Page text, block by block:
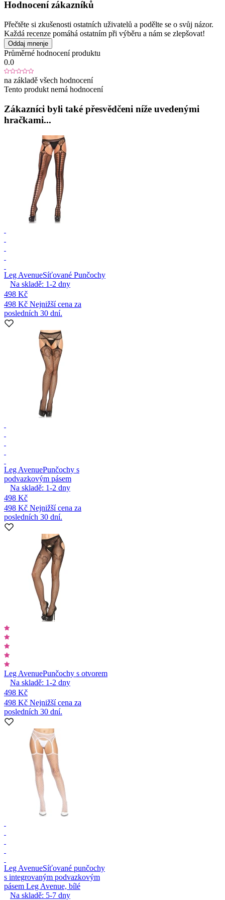
Hodnocení zákazníků
Přečtěte si zkušenosti ostatních uživatelů a podělte se o svůj názor.
Každá recenze pomáhá ostatním při výběru a nám se zlepšovat!
Oddaj mnenje
Průměrné hodnocení produktu
0.0
na základě všech hodnocení
Tento produkt nemá hodnocení
Zákazníci byli také přesvědčeni níže uvedenými
hračkami...
Leg AvenueSíťované Punčochy
Na skladě: 1-2 dny
498 Kč
498 Kč Nejnižší cena za
posledních 30 dní.
Leg AvenuePunčochy s
podvazkovým pásem
Na skladě: 1-2 dny
498 Kč
498 Kč Nejnižší cena za
posledních 30 dní.
Leg AvenuePunčochy s otvorem
Na skladě: 1-2 dny
498 Kč
498 Kč Nejnižší cena za
posledních 30 dní.
Leg AvenueSíťované punčochy
s integrovaným podvazkovým
pásem Leg Avenue, bílé
Na skladě: 5-7 dny